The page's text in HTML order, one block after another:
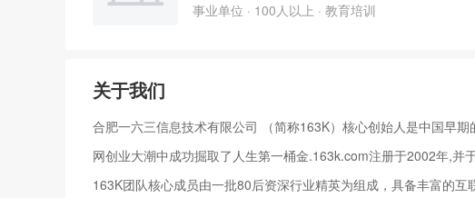
事业单位 · 100人以上 · 教育培训
关于我们
合肥一六三信息技术有限公司 （简称163K）核心创始人是中国早
网创业大潮中成功掘取了人生第一桶金.163k.com注册于2002年,并
163K团队核心成员由一批80后资深行业精英为组成，具备丰富的